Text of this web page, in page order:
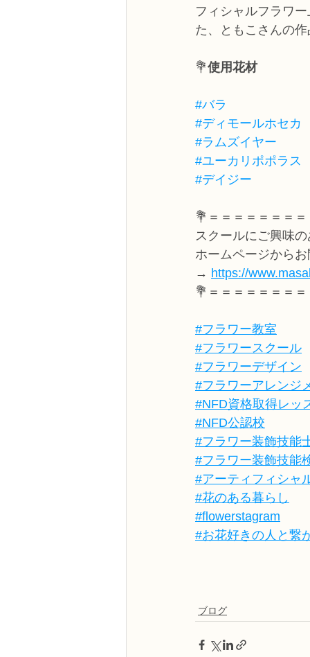
フィシャルフラワ
た、ともこさんの
💐使用花材
#バラ
#ディモールホセカ
#ラムズイヤー
#ユーカリポポラス
#デイジー
💐＝＝＝＝＝＝＝
スクールにご興味
ホームページから
→ https://
💐＝＝＝＝＝＝＝
#フラワー教室
#フラワースクール
#フラワーデザイン
#フラワーアレンジ
#NFD資格取得レッ
#NFD公認校
#フラワー装飾技能
#フラワー装飾技能
#アーティフィシャ
#花のある暮らし
#flowerstagram
#お花好きの人と繋
ブログ